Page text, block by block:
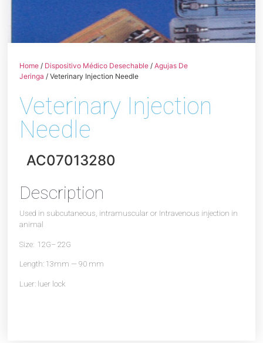
Home / Dispositivo Médico Desechable /Agujas De
Jeringa / Veterinary Injection Needle
Veterinary Injection
Needle
AC07013280
Description
Used in subcutaneous, intramuscular or Intravenous injection in
animal
Size: 12G– 22G
Length: 13mm — 90 mm
Luer: luer lock